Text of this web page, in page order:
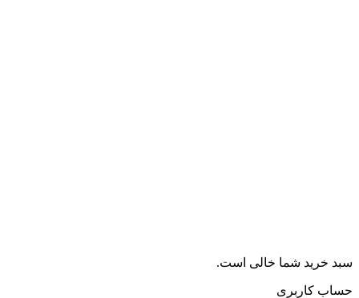
سبد خرید شما خالی است.
حساب کاربری